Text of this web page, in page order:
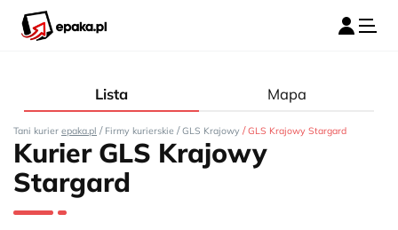
Lista Mapa
Tani kurier epaka.pl / Firmy kurierskie / GLS Krajowy / GLS Krajowy Stargard
Kurier GLS Krajowy
Stargard